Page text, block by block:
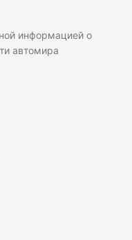
информацией о
автомира